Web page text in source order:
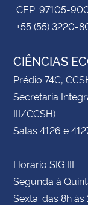
CEP: 97105-
+55 (55) 3220-
CIÊNCIAS
Prédio 74C,
Secretaria
III/CCSH)
Salas 4126 e
Horário SIG III
Segunda à
Sexta: das 8h às